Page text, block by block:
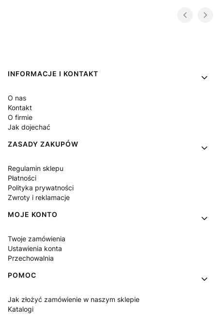
Linki w stopce
INFORMACJE I KONTAKT
O nas
Kontakt
O firmie
Jak dojechać
ZASADY ZAKUPÓW
Regulamin sklepu
Płatności
Polityka prywatności
Zwroty i reklamacje
MOJE KONTO
Twoje zamówienia
Ustawienia konta
Przechowalnia
POMOC
Jak złożyć zamówienie w naszym sklepie
Katalogi